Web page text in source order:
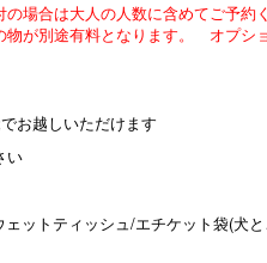
の場合は大人の人数に含めてご予約
物が別途有料となります。 オプシ
お越しいただけます
い
ットティッシュ/エチケット袋(犬